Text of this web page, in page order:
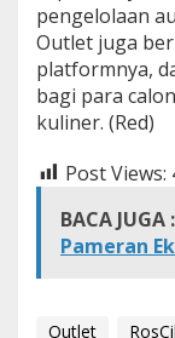
pengelolaan
Outlet juga
platformnya,
bagi para
kuliner. (Red)
Post Views:
BACA JUGA :
Pameran
Outlet